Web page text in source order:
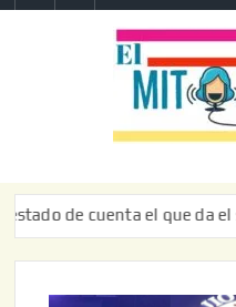
cuenta el que da el susto